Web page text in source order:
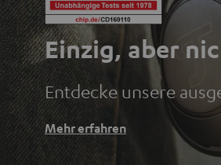
Einzig, aber
Entdecke unsere
Mehr erfahren